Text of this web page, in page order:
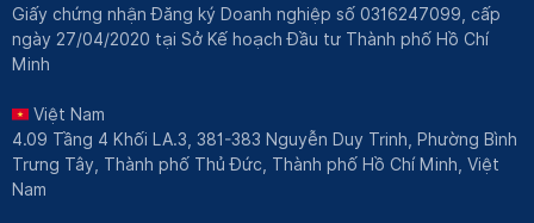
Giấy chứng nhận Đăng ký Doanh nghiệp số 0316247099, cấp
ngày 27/04/2020 tại Sở Kế hoạch Đầu tư Thành phố Hồ Chí
Minh
Việt Nam
4.09 Tầng 4 Khối LA.3, 381-383 Nguyễn Duy Trinh, Phường Bình
Trưng Tây, Thành phố Thủ Đức, Thành phố Hồ Chí Minh, Việt
Nam